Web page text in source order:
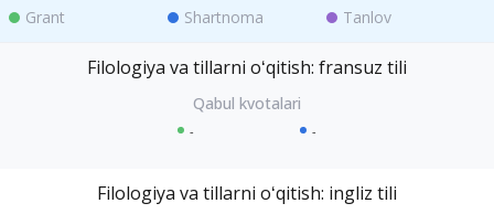
Grant Shartnoma Tanlov
Filologiya va tillarni oʻqitish: fransuz tili
- -
Filologiya va tillarni oʻqitish: ingliz tili